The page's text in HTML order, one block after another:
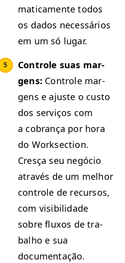
mati­ca­mente todos
os dados necessários
em um só lugar.
Con­t­role suas mar­
gens: Con­t­role mar­
gens e ajuste o cus­to
dos serviços com
a cobrança por hora
do Work­sec­tion.
Cresça seu negó­cio
através de um mel­hor
con­t­role de recur­sos,
com vis­i­bil­i­dade
sobre flux­os de tra­
bal­ho e sua
documentação.